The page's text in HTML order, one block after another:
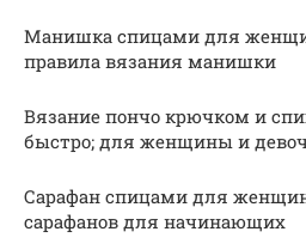
Манишка спицами для
правила вязания манишки
Вязание пончо крючком и
быстро; для женщины и
Сарафан спицами для
сарафанов для начинающих